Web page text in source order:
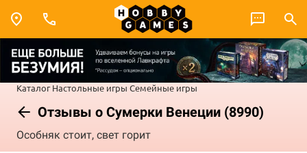
Каталог Настольные игры Семейные игры
Отзывы о Сумерки Венеции (8990)
Особняк стоит, свет горит